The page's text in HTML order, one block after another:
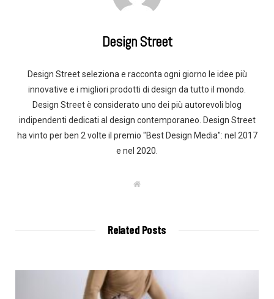
Design Street
Design Street seleziona e racconta ogni giorno le idee più
innovative e i migliori prodotti di design da tutto il mondo.
Design Street è considerato uno dei più autorevoli blog
indipendenti dedicati al design contemporaneo. Design Street
ha vinto per ben 2 volte il premio "Best Design Media": nel 2017
e nel 2020.
W
Related Posts